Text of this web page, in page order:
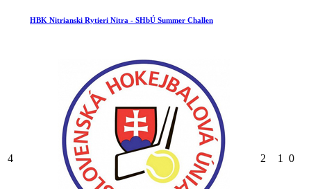
HBK Nitrianski Rytieri Nitra - SHbÚ Summer Challen
4 2 1 0